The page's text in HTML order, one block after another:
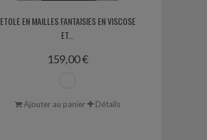
ETOLE EN MAILLES FANTAISIES EN VISCOSE
ET...
159,00 €
Ajouter au panier Détails